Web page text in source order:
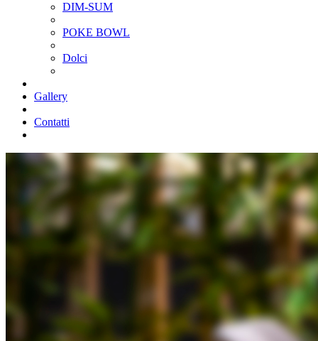
DIM-SUM
POKE BOWL
Dolci
Gallery
Contatti